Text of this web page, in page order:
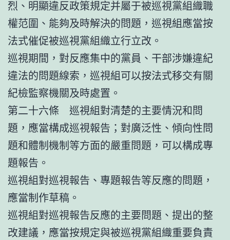
烈、明顯違反政策規定并屬于被巡視黨組織職
權范圍、能夠及時解決的問題，巡視組應當按
法式催促被巡視黨組織立行立改。
巡視期間，對反應集中的黨員、干部涉嫌違紀
違法的問題線索，巡視組可以按法式移交有關
紀檢監察機關及時處置。
第二十六條 巡視組對清楚的主要情況和問
題，應當構成巡視報告；對廣泛性、傾向性問
題和體制機制等方面的嚴重問題，可以構成專
題報告。
巡視組對巡視報告、專題報告等反應的問題，
應當制作草稿。
巡視組對巡視報告反應的主要問題、提出的整
改建議，應當按規定與被巡視黨組織重要負責